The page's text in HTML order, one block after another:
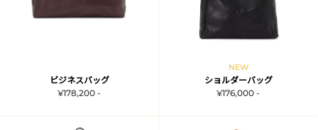
ビジネスバッグ
¥178,200 -
NEW
ショルダーバッグ
¥176,000 -